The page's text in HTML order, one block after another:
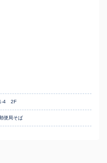
1-4 2F
便局そば